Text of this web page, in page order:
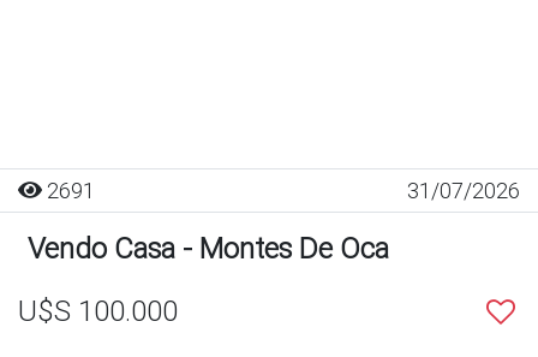
2691 31/07/2026
Vendo Casa - Montes De Oca
U$S 100.000